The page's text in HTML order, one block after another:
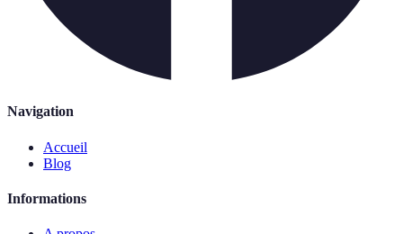
Navigation
Accueil
Blog
Informations